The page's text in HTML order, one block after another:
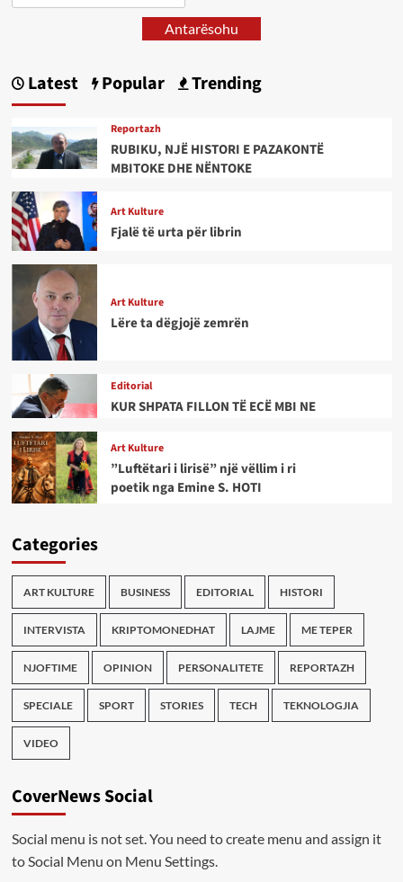
Antarësohu
Latest Popular Trending
Reportazh
RUBIKU, NJË HISTORI E PAZAKONTË
MBITOKE DHE NËNTOKE
Art Kulture
Fjalë të urta për librin
Art Kulture
Lëre ta dëgjojë zemrën
Editorial
KUR SHPATA FILLON TË ECË MBI NE
Art Kulture
”Luftëtari i lirisë” një vëllim i ri
poetik nga Emine S. HOTI
Categories
ART KULTURE BUSINESS EDITORIAL HISTORI
INTERVISTA KRIPTOMONEDHAT LAJME ME TEPER
NJOFTIME OPINION PERSONALITETE REPORTAZH
SPECIALE SPORT STORIES TECH TEKNOLOGJIA
VIDEO
CoverNews Social
Social menu is not set. You need to create menu and assign it
to Social Menu on Menu Settings.